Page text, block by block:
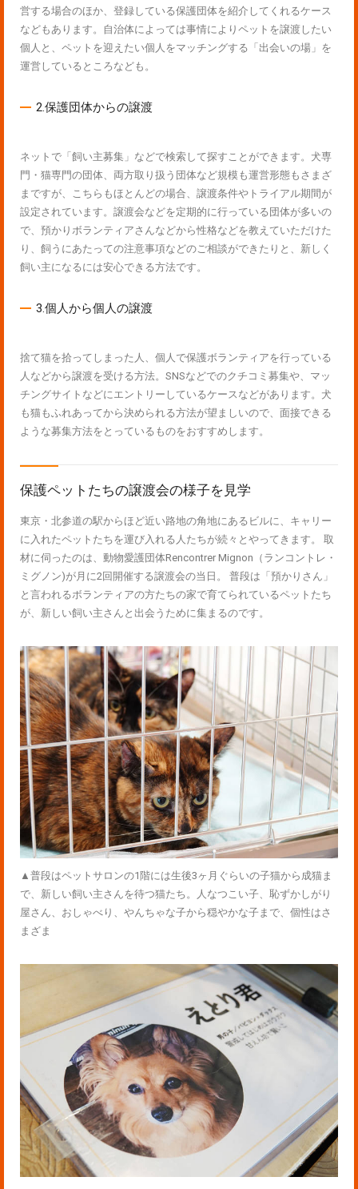
営する場合のほか、登録している保護団体を紹介してくれるケース
などもあります。自治体によっては事情によりペットを譲渡したい
個人と、ペットを迎えたい個人をマッチングする「出会いの場」を
運営しているところなども。
2.保護団体からの譲渡
ネットで「飼い主募集」などで検索して探すことができます。犬専
門・猫専門の団体、両方取り扱う団体など規模も運営形態もさまざ
まですが、こちらもほとんどの場合、譲渡条件やトライアル期間が
設定されています。譲渡会などを定期的に行っている団体が多いの
で、預かりボランティアさんなどから性格などを教えていただけた
り、飼うにあたっての注意事項などのご相談ができたりと、新しく
飼い主になるには安心できる方法です。
3.個人から個人の譲渡
捨て猫を拾ってしまった人、個人で保護ボランティアを行っている
人などから譲渡を受ける方法。SNSなどでのクチコミ募集や、マッ
チングサイトなどにエントリーしているケースなどがあります。犬
も猫もふれあってから決められる方法が望ましいので、面接できる
ような募集方法をとっているものをおすすめします。
保護ペットたちの譲渡会の様子を見学
東京・北参道の駅からほど近い路地の角地にあるビルに、キャリー
に入れたペットたちを運び入れる人たちが続々とやってきます。 取
材に伺ったのは、動物愛護団体Rencontrer Mignon（ランコントレ・
ミグノン)が月に2回開催する譲渡会の当日。 普段は「預かりさん」
と言われるボランティアの方たちの家で育てられているペットたち
が、新しい飼い主さんと出会うために集まるのです。
▲普段はペットサロンの1階には生後3ヶ月ぐらいの子猫から成猫ま
で、新しい飼い主さんを待つ猫たち。人なつこい子、恥ずかしがり
屋さん、おしゃべり、やんちゃな子から穏やかな子まで、個性はさ
まざま